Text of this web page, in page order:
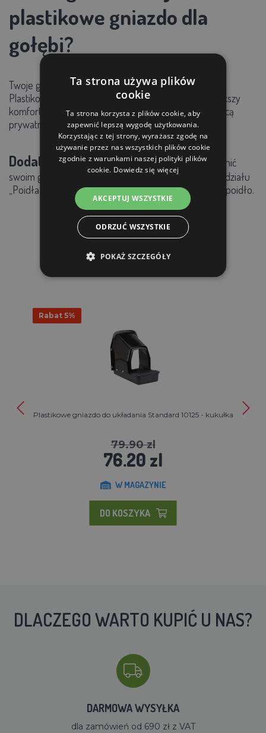
plastikowe gniazdo dla
gołębi?
Twoje gołębie zasługują na to, co najlepsze - i Ty też!
Plastikowe gniazdo dla gołębi nie tylko zapewnia większy
komfort gołębiom, ale także zapewnia im wystarczającą
prywatność i chroni je przed złą pogodą.
Dodatkowa wskazówka:Czy chcesz zapewnić
swoim gołębiom jeszcze większy komfort? Zajrzyj do działu
„Poidła i karmniki” i podaruj im np. nowy karmnik lub poidło.
PRODUKTY POWIĄZANE
Rabat 5%
Plastikowe gniazdo do układania Standard 10125 - kukułka
79.90 zl
76.20 zl
W MAGAZYNIE
DO KOSZYKA
DLACZEGO WARTO KUPIĆ U NAS?
DARMOWA WYSYŁKA
dla zamówień od 690 zł z VAT
Ta strona używa plików
cookie
Ta strona korzysta z plików cookie, aby
zapewnić lepszą wygodę użytkowania.
Korzystając z tej strony, wyrażasz zgodę na
używanie przez nas wszystkich plików cookie
zgodnie z warunkami naszej polityki plików
cookie. Dowiedz się więcej
AKCEPTUJ WSZYSTKIE
ODRZUĆ WSZYSTKIE
POKAŻ SZCZEGÓŁY